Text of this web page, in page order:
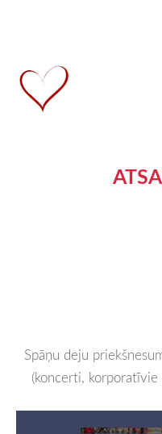
Spāņu deju
(koncerti,